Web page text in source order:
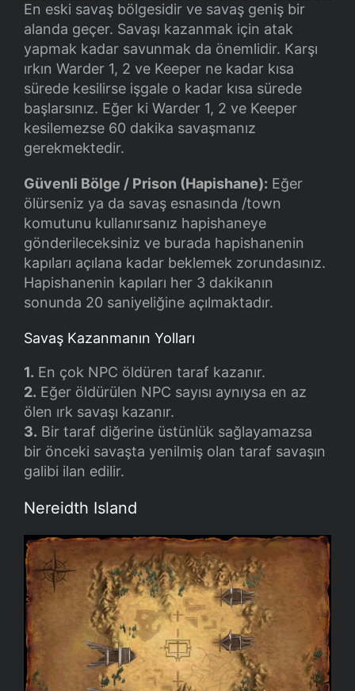
En eski savaş bölgesidir ve savaş geniş bir
alanda geçer. Savaşı kazanmak için atak
yapmak kadar savunmak da önemlidir. Karşı
ırkın Warder 1, 2 ve Keeper ne kadar kısa
sürede kesilirse işgale o kadar kısa sürede
başlarsınız. Eğer ki Warder 1, 2 ve Keeper
kesilemezse 60 dakika savaşmanız
gerekmektedir.
Güvenli Bölge / Prison (Hapishane): Eğer
ölürseniz ya da savaş esnasında /town
komutunu kullanırsanız hapishaneye
gönderileceksiniz ve burada hapishanenin
kapıları açılana kadar beklemek zorundasınız.
Hapishanenin kapıları her 3 dakikanın
sonunda 20 saniyeliğine açılmaktadır.
Savaş Kazanmanın Yolları
1. En çok NPC öldüren taraf kazanır.
2. Eğer öldürülen NPC sayısı aynıysa en az
ölen ırk savaşı kazanır.
3. Bir taraf diğerine üstünlük sağlayamazsa
bir önceki savaşta yenilmiş olan taraf savaşın
galibi ilan edilir.
Nereidth Island